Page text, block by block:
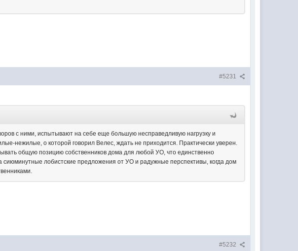
#5231
с ними, испытывают на себе еще большую несправедливую нагрузку и
нежилые, о которой говорил Велес, ждать не приходится. Практически уверен.
общую позицию собственников дома для любой УО, что единственно
лобистские предложения от УО и радужные перспективы, когда дом
#5232